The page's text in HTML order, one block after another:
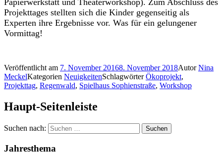
Papierwerkstatt und Theaterworkshop). Zum Abschluss des
Projekttages stellten sich die Kinder gegenseitig als
Experten ihre Ergebnisse vor. Was für ein gelungener
Vormittag!
Veröffentlicht am 7. November 20168. November 2018AutorNina
MeckelKategorien NeuigkeitenSchlagwörterÖkoprojekt,
Projekttag, Regenwald, Spielhaus Sophienstraße, Workshop
Haupt-Seitenleiste
Suchen nach:
Jahresthema